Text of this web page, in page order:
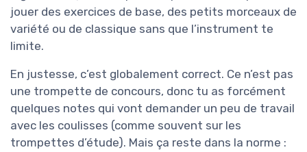
jouer des exercices de base, des petits morceaux de
variété ou de classique sans que l’instrument te
limite.
En justesse, c’est globalement correct. Ce n’est pas
une trompette de concours, donc tu as forcément
quelques notes qui vont demander un peu de travail
avec les coulisses (comme souvent sur les
trompettes d’étude). Mais ça reste dans la norme :